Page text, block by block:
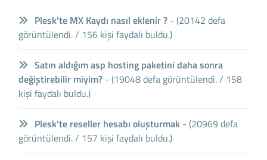
Plesk'te MX Kaydı nasıl eklenir ? - (20142 defa
görüntülendi. / 156 kişi faydalı buldu.)
Satın aldığım asp hosting paketini daha sonra
değiştirebilir miyim? - (19048 defa görüntülendi. / 158
kişi faydalı buldu.)
Plesk'te reseller hesabı oluşturmak - (20969 defa
görüntülendi. / 157 kişi faydalı buldu.)